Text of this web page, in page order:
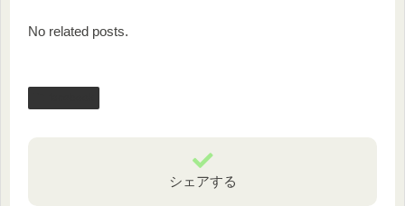
No related posts.
シェアする